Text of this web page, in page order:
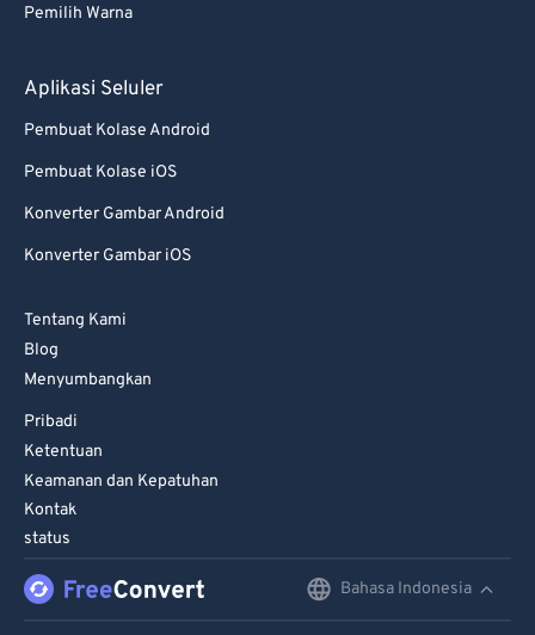
Pemilih Warna
Aplikasi Seluler
Pembuat Kolase Android
Pembuat Kolase iOS
Konverter Gambar Android
Konverter Gambar iOS
Tentang Kami
Blog
Menyumbangkan
Pribadi
Ketentuan
Keamanan dan Kepatuhan
Kontak
status
Bahasa Indonesia